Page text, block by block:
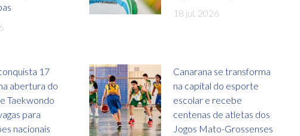
18 jul, 2026
17
abertura do
Taekwondo
para
nacionais
Canarana se transforma
na capital do esporte
escolar e recebe
centenas de atletas dos
Jogos Mato-Grossenses